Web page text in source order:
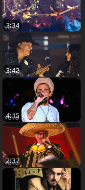
3:34
3:42
4:15
2:37